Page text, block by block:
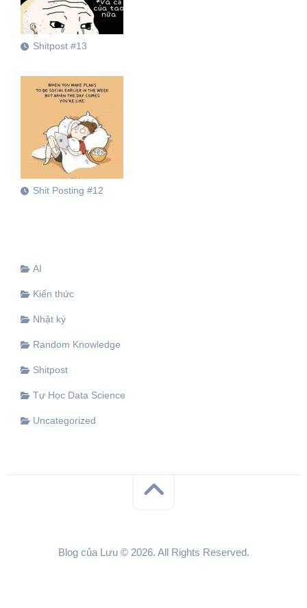
Shitpost #13
Shit Posting #12
AI
Kiến thức
Nhật ký
Random Knowledge
Shitpost
Tự Học Data Science
Uncategorized
Blog của Lưu © 2026. All Rights Reserved.